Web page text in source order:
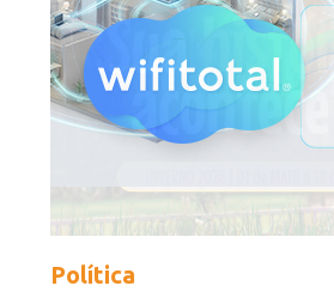
Política